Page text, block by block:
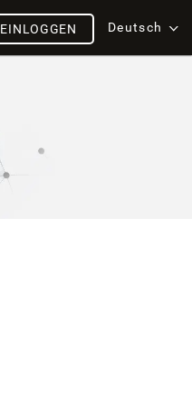
Deutsch
EINLOGGEN